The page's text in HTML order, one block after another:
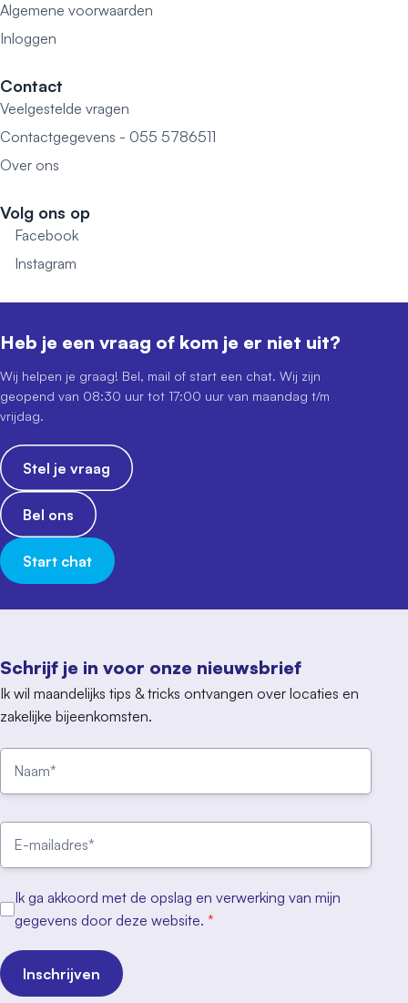
Algemene voorwaarden
Inloggen
Contact
Veelgestelde vragen
Contactgegevens - 055 5786511
Over ons
Volg ons op
Facebook
Instagram
Schrijf je in voor onze nieuwsbrief
Ik wil maandelijks tips & tricks ontvangen over locaties en
zakelijke bijeenkomsten.
Ik ga akkoord met de opslag en verwerking van mijn
gegevens door deze website. *
Inschrijven
Heb je een vraag of kom je er niet uit?
Wij helpen je graag! Bel, mail of start een chat. Wij zijn
geopend van 08:30 uur tot 17:00 uur van maandag t/m
vrijdag.
Stel je vraag
Bel ons
Start chat